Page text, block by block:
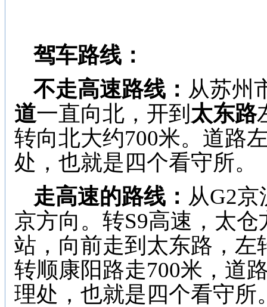
驾车路线：
不走高速路线： 从苏州
道一直向北，开到 太东路
转向北大约700米。道路
处，也就是四个看守所。
走高速的路线： 从G2
京方向。转S9高速，太
站，向前走到太东路，左
转顺康阳路走700米，道
理处，也就是四个看守所